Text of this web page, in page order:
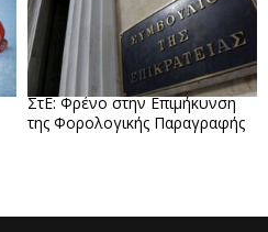
ΣτΕ: Φρένο στην Επιμήκυνση
της Φορολογικής Παραγραφής